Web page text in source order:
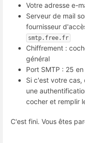
Votre adresse e-
Serveur de mail
fournisseur
smtp.free.fr
Chiffrement :
général
Port SMTP : 25
Si c'est votre cas,
une
cocher et remplir
C'est fini. Vous êtes